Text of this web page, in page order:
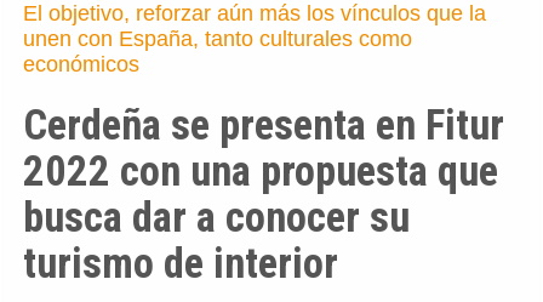
El objetivo, reforzar aún más los vínculos que la
unen con España, tanto culturales como
económicos
Cerdeña se presenta en Fitur
2022 con una propuesta que
busca dar a conocer su
turismo de interior